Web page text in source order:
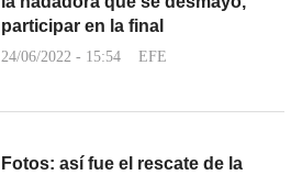
participar en la final
24/06/2022 - 15:54 EFE
Fotos: así fue el rescate de la